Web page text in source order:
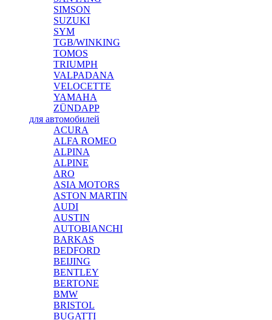
SIMSON
SUZUKI
SYM
TGB/WINKING
TOMOS
TRIUMPH
VALPADANA
VELOCETTE
YAMAHA
ZÜNDAPP
для автомобилей
ACURA
ALFA ROMEO
ALPINA
ALPINE
ARO
ASIA MOTORS
ASTON MARTIN
AUDI
AUSTIN
AUTOBIANCHI
BARKAS
BEDFORD
BEIJING
BENTLEY
BERTONE
BMW
BRISTOL
BUGATTI